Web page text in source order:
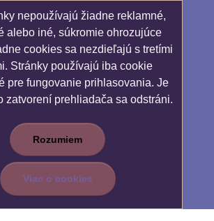
nepoužívajú žiadne reklamné,
alebo iné, súkromie ohrozujúce
cookies sa nezdieľajú s tretími
Stránky používajú iba cookie
pre fungovanie prihlasovania. Je
zatvorení prehliadača sa odstráni.
Rozumiem
Viac o cookies